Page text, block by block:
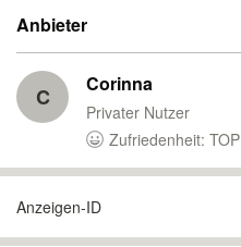
Anbieter
C Corinna
Privater Nutzer
Zufriedenheit: TOP
Anzeigen-ID